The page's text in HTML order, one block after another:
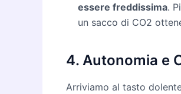
essere freddissima.
un sacco di CO2
4. Autonomia e
Arriviamo al tasto